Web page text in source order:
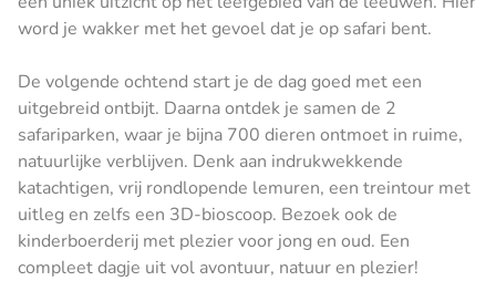
word je wakker met het gevoel dat je op safari bent.
De volgende ochtend start je de dag goed met een
uitgebreid ontbijt. Daarna ontdek je samen de 2
safariparken, waar je bijna 700 dieren ontmoet in ruime,
natuurlijke verblijven. Denk aan indrukwekkende
katachtigen, vrij rondlopende lemuren, een treintour met
uitleg en zelfs een 3D-bioscoop. Bezoek ook de
kinderboerderij met plezier voor jong en oud. Een
compleet dagje uit vol avontuur, natuur en plezier!